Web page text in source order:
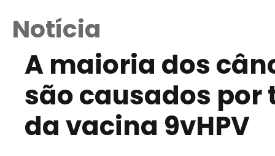
Notícia
A maioria dos
são causados
da vacina 9vHPV